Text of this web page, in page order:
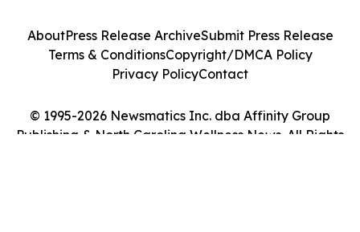
© 1995-2026 Newsmatics Inc. dba Affinity Group
Publishing & North Carolina Wellness News. All Rights
AboutPress Release ArchiveSubmit Press Release
Terms & ConditionsCopyright/DMCA Policy
Privacy PolicyContact